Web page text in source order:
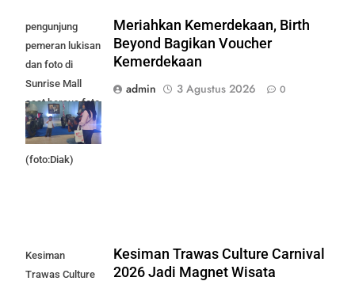
pengunjung
pemeran lukisan
dan foto di
Sunrise Mall
saat bersua foto
bersama Moge
Klasik.
(foto:Diak)
Meriahkan Kemerdekaan, Birth
Beyond Bagikan Voucher
Kemerdekaan
admin
3 Agustus 2026 0
Kesiman
Trawas Culture
Kesiman Trawas Culture Carnival
2026 Jadi Magnet Wisata